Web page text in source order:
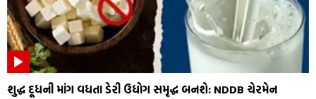
શુદ્ધ દૂધની માંગ વધતા ડેરી ઉદ્યોગ સમૃદ્ધ બનશે: NDDB ચેરમેન